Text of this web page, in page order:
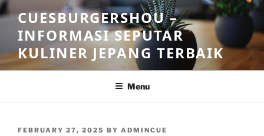
Skip
to
content
CUESBURGERSHOU –
INFORMASI SEPUTAR
KULINER JEPANG TERBAIK
Menu
POSTED
FEBRUARY 27, 2025 BY ADMINCUE